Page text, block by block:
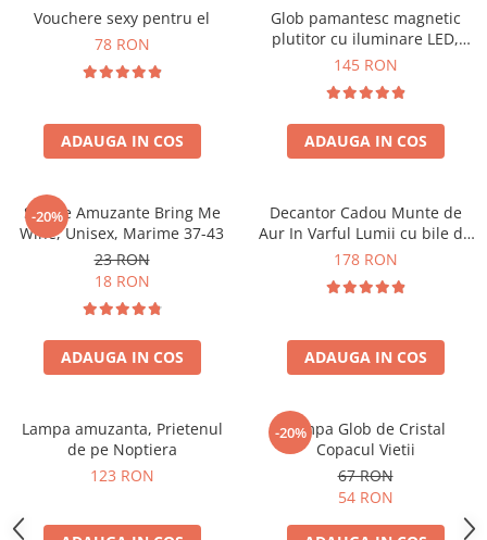
Vouchere sexy pentru el
78 RON
ADAUGA IN COS
Glob pamantesc magnetic
plutitor cu iluminare LED,
Forma C
145 RON
ADAUGA IN COS
-20%
Sosete Amuzante Bring Me
Wine, Unisex, Marime 37-43
23 RON
18 RON
ADAUGA IN COS
Decantor Cadou Munte de
Aur In Varful Lumii cu bile de
curatare
178 RON
ADAUGA IN COS
Lampa amuzanta, Prietenul
de pe Noptiera
123 RON
-20%
Lampa Glob de Cristal
Copacul Vietii
67 RON
54 RON